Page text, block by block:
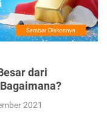
dari
2021